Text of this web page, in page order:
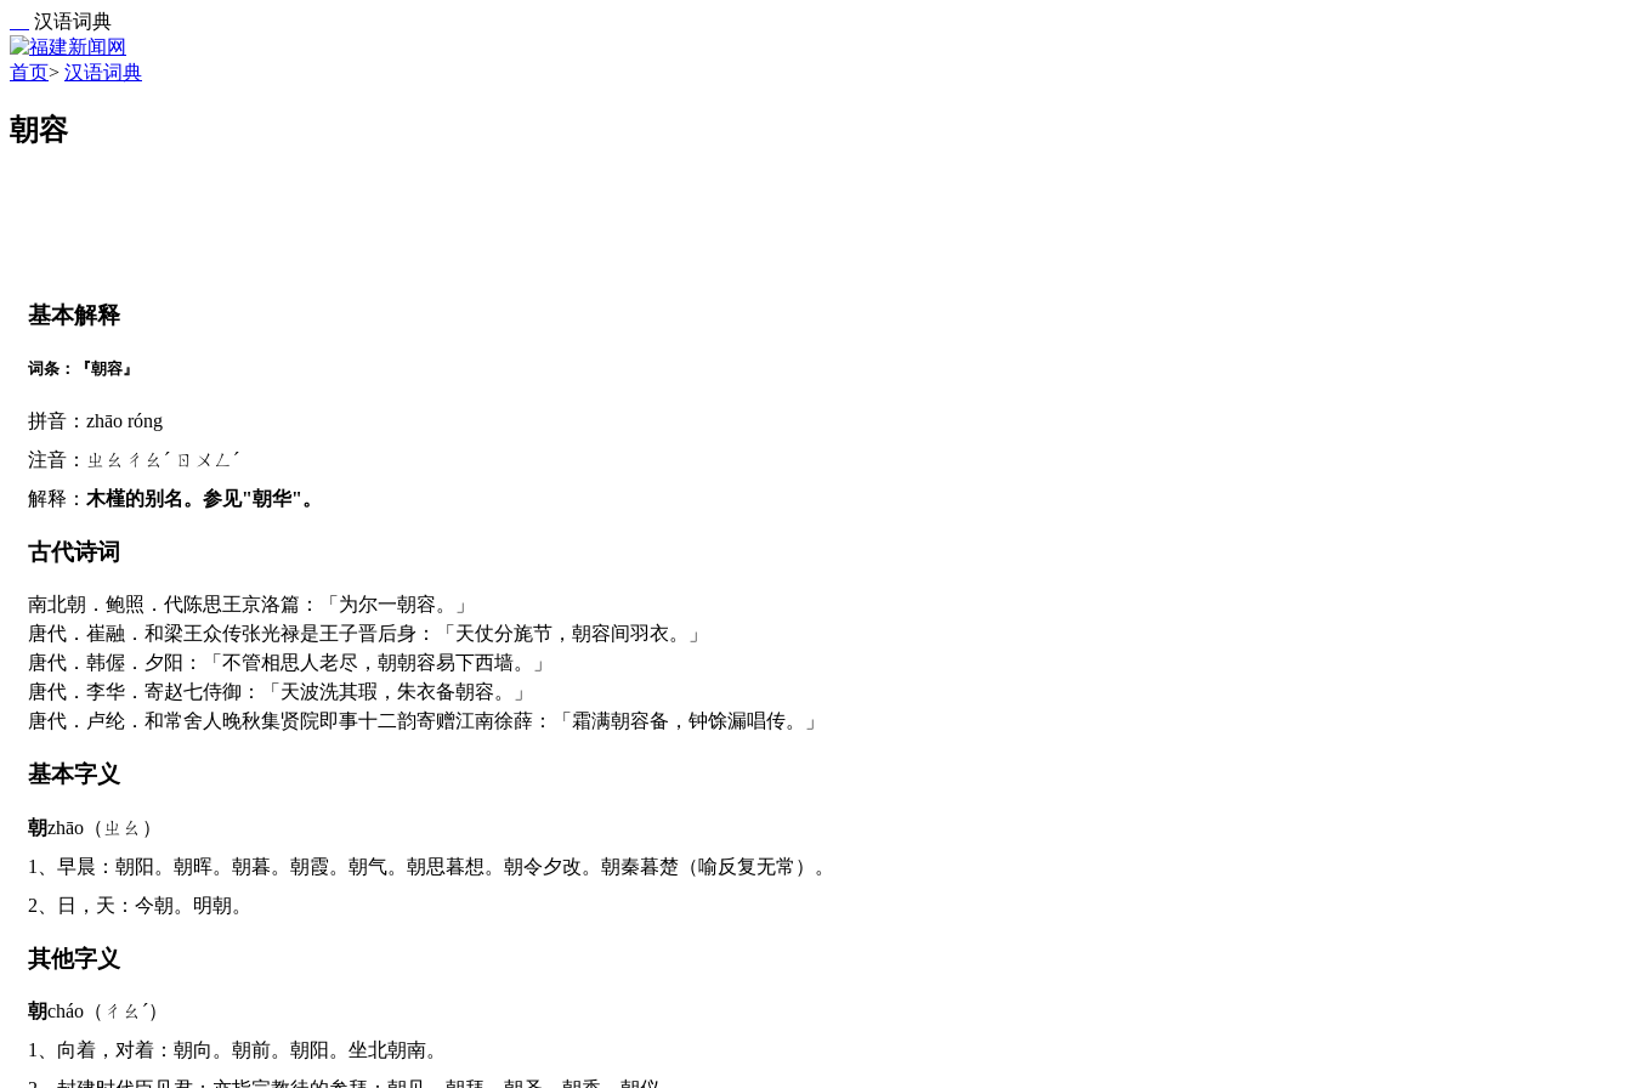
汉语词典
首页> 汉语词典
朝容
基本解释
词条：『朝容』
拼音：zhāo róng
注音：ㄓㄠㄔㄠˊ ㄖㄨㄥˊ
解释： 木槿的别名。参见"朝华"。
古代诗词
南北朝．鲍照．代陈思王京洛篇：「为尔一朝容。」
唐代．崔融．和梁王众传张光禄是王子晋后身：「天仗分旄节，朝容间羽衣。」
唐代．韩偓．夕阳：「不管相思人老尽，朝朝容易下西墙。」
唐代．李华．寄赵七侍御：「天波洗其瑕，朱衣备朝容。」
唐代．卢纶．和常舍人晚秋集贤院即事十二韵寄赠江南徐薛：「霜满朝容备，钟馀漏唱传。」
基本字义
朝zhāo（ㄓㄠ）
1、早晨：朝阳。朝晖。朝暮。朝霞。朝气。朝思暮想。朝令夕改。朝秦暮楚（喻反复无常）。
2、日，天：今朝。明朝。
其他字义
朝cháo（ㄔㄠˊ）
1、向着，对着：朝向。朝前。朝阳。坐北朝南。